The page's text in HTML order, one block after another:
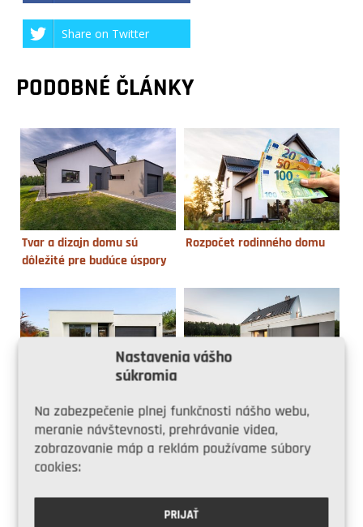
Nastavenia vášho
súkromia
Na zabezpečenie plnej funkčnosti nášho webu,
meranie návštevnosti, prehrávanie videa,
zobrazovanie máp a reklám používame súbory
cookies:
PRIJAŤ
Share on Twitter
PODOBNÉ ČLÁNKY
Tvar a dizajn domu sú
dôležité pre budúce úspory
Rozpočet rodinného domu
Dom za cenu bytu
6 tipov, ako nepreplatiť pri